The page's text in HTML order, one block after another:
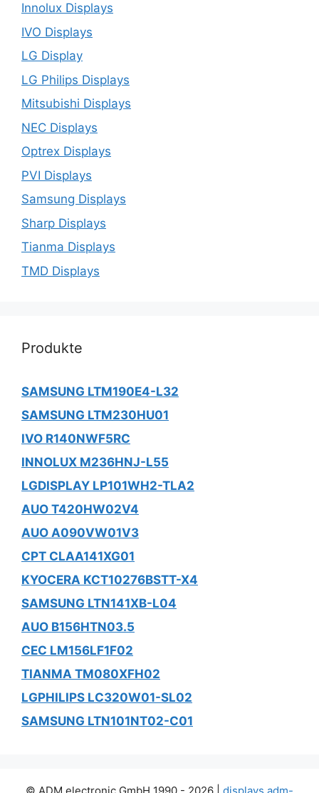
Innolux Displays
IVO Displays
LG Display
LG Philips Displays
Mitsubishi Displays
NEC Displays
Optrex Displays
PVI Displays
Samsung Displays
Sharp Displays
Tianma Displays
TMD Displays
Produkte
SAMSUNG LTM190E4-L32
SAMSUNG LTM230HU01
IVO R140NWF5RC
INNOLUX M236HNJ-L55
LGDISPLAY LP101WH2-TLA2
AUO T420HW02V4
AUO A090VW01V3
CPT CLAA141XG01
KYOCERA KCT10276BSTT-X4
SAMSUNG LTN141XB-L04
AUO B156HTN03.5
CEC LM156LF1F02
TIANMA TM080XFH02
LGPHILIPS LC320W01-SL02
SAMSUNG LTN101NT02-C01
© ADM electronic GmbH 1990 - 2026 | displays.adm-